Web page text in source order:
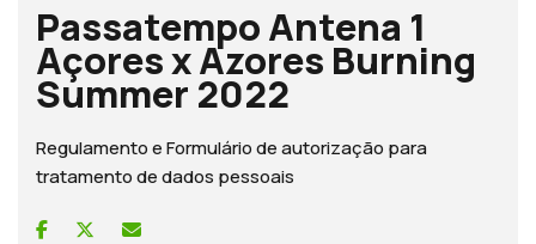
Passatempo Antena 1
Açores x Azores Burning
Summer 2022
Regulamento e Formulário de autorização para
tratamento de dados pessoais